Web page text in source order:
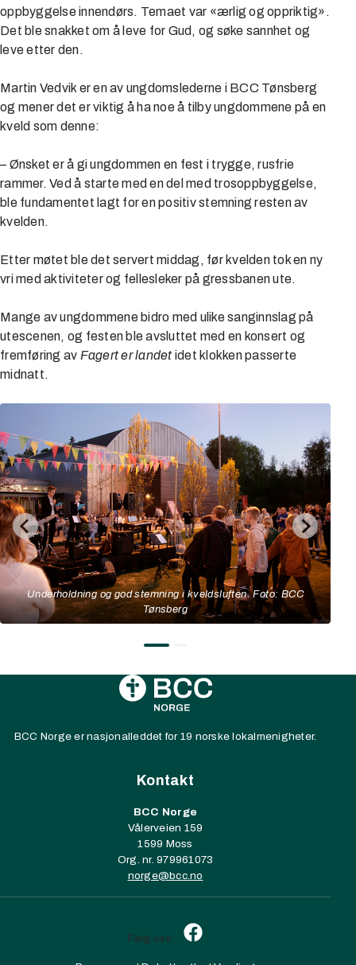
oppbyggelse innendørs. Temaet var «ærlig og oppriktig».
Det ble snakket om å leve for Gud, og søke sannhet og
leve etter den.
Martin Vedvik er en av ungdomslederne i BCC Tønsberg
og mener det er viktig å ha noe å tilby ungdommene på en
kveld som denne:
– Ønsket er å gi ungdommen en fest i trygge, rusfrie
rammer. Ved å starte med en del med trosoppbyggelse,
ble fundamentet lagt for en positiv stemning resten av
kvelden.
Etter møtet ble det servert middag, før kvelden tok en ny
vri med aktiviteter og fellesleker på gressbanen ute.
Mange av ungdommene bidro med ulike sanginnslag på
utescenen, og festen ble avsluttet med en konsert og
fremføring av Fagert er landet idet klokken passerte
midnatt.
Underholdning og god stemning i kveldsluften. Foto: BCC
Tønsberg
BCC Norge er nasjonalleddet for 19 norske lokalmenigheter.
Kontakt
BCC Norge
Vålerveien 159
1599 Moss
Org. nr. 979961073
norge@bcc.no
Følg oss: